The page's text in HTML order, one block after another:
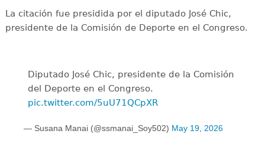
La citación fue presidida por el diputado José Chic,
presidente de la Comisión de Deporte en el Congreso.
Diputado José Chic, presidente de la Comisión
del Deporte en el Congreso.
pic.twitter.com/5uU71QCpXR
— Susana Manai (@ssmanai_Soy502) May 19, 2026